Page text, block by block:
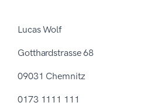
Lucas Wolf
Gotthardstrasse 68
09031 Chemnitz
0173 1111 111